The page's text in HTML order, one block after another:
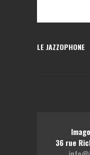
LE JAZZOPHONE
36 rue